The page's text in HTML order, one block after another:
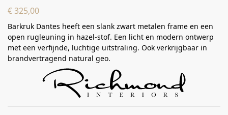
€325,00
Barkruk Dantes heeft een slank zwart metalen frame en een
open rugleuning in hazel-stof. Een licht en modern ontwerp
met een verfijnde, luchtige uitstraling. Ook verkrijgbaar in
brandvertragend natural geo.